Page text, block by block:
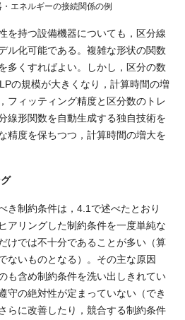
エネルギーの接続関係の例
を持つ設備機器についても，区分線
ル化可能である。複雑な形状の関数
多くすればよい。しかし，区分の数
の規模が大きくなり，計算時間の増
フィッティング精度と区分数のトレ
線形関数を自動生成する独自技術を
精度を保ちつつ，計算時間の増大を
き制約条件は，4.1で述べたとおり
アリングした制約条件を一度単純な
けでは不十分であることが多い（算
ないものとなる）。その主な原因
も含め制約条件を洗い出しきれてい
守の絶対性が定まっていない（でき
らに改善したり，競合する制約条件